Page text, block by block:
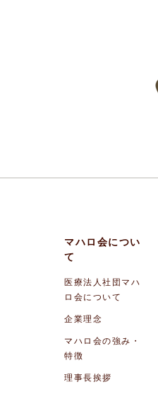
マハロ会につい
て
医療法人社団マハ
ロ会について
企業理念
マハロ会の強み・
特徴
理事長挨拶